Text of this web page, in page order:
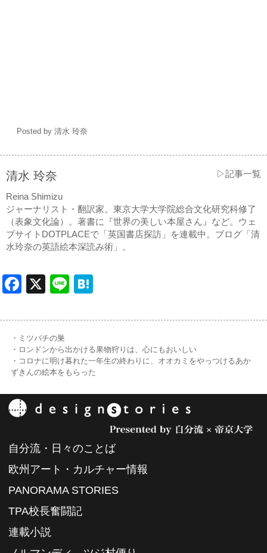
Posted by 清水 玲奈
清水 玲奈 ▷記事一覧
Reina Shimizu
ジャーナリスト・翻訳家。東京大学大学院総合文化研究科修了
（表象文化論）。著書に『世界の美しい本屋さん』など。ウェ
ブサイトDOTPLACEで「英国書店探訪」を連載中。ブログ「清
水玲奈の英語絵本深読み術」。
Facebook
X Line
・ミツバチの巣
・ロンドンから出かける果物狩りは、心にもおいしい
・コロナに明け暮れた一年生の終わりに、オオカミをやっつけるあか
ずきんの絵本をもらった
自分流・日々のことば
欧州アート・カルチャー情報
PANORAMA STORIES
TPA校長奮闘記
連載小説